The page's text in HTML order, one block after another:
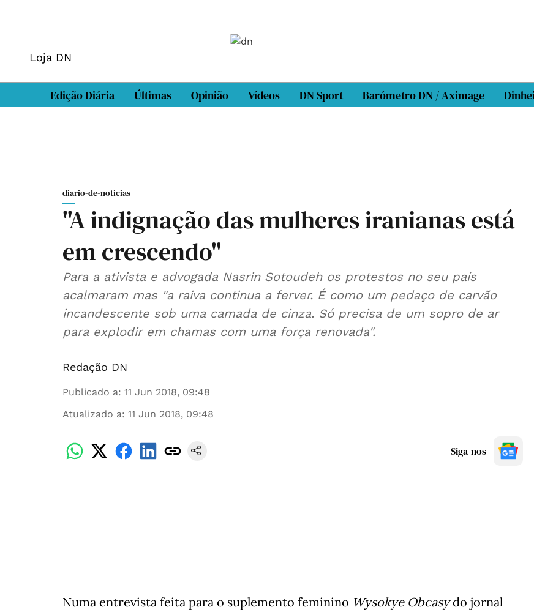
Loja DN
Edição Diária Últimas Opinião Vídeos DN Sport Barómetro DN / Aximage
diario-de-noticias
"A indignação das mulheres iranianas está
em crescendo"
Para a ativista e advogada Nasrin Sotoudeh os protestos no seu país
acalmaram mas "a raiva continua a ferver. É como um pedaço de carvão
incandescente sob uma camada de cinza. Só precisa de um sopro de ar
para explodir em chamas com uma força renovada".
Redação DN
Publicado a: 11 Jun 2018, 09:48
Atualizado a: 11 Jun 2018, 09:48
Siga-nos
Numa entrevista feita para o suplemento feminino Wysokye Obcasydo jornal